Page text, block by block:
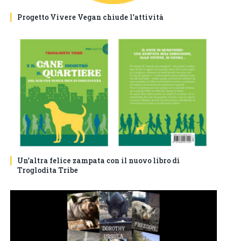
Progetto Vivere Vegan chiude l’attività
Un’altra felice zampata con il nuovo libro di
Troglodita Tribe